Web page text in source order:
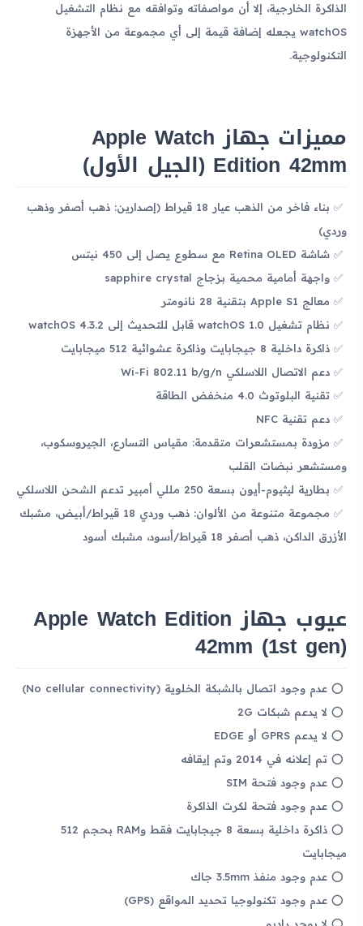
الذاكرة الخارجية، إلا أن مواصفاته وتوافقه مع نظام التشغيل
watchOS يجعله إضافة قيمة إلى أي مجموعة من الأجهزة
التكنولوجية.
مميزات جهاز Apple Watch
Edition 42mm (الجيل الأول)
بناء فاخر من الذهب عيار 18 قيراط (إصدارين: ذهب أصفر وذهب
وردي)
شاشة Retina OLED مع سطوع يصل إلى 450 نيتس
واجهة أمامية محمية بزجاج sapphire crystal
معالج Apple S1 بتقنية 28 نانومتر
نظام تشغيل watchOS 1.0 قابل للتحديث إلى watchOS 4.3.2
ذاكرة داخلية 8 جيجابايت وذاكرة عشوائية 512 ميجابايت
دعم الاتصال اللاسلكي Wi-Fi 802.11 b/g/n
تقنية البلوتوث 4.0 منخفض الطاقة
دعم تقنية NFC
مزودة بمستشعرات متقدمة: مقياس التسارع، الجيروسكوب،
ومستشعر نبضات القلب
بطارية ليثيوم-أيون بسعة 250 مللي أمبير تدعم الشحن اللاسلكي
مجموعة متنوعة من الألوان: ذهب وردي 18 قيراط/أبيض، مشبك
الأزرق الداكن، ذهب أصفر 18 قيراط/أسود، مشبك أسود
عيوب جهاز Apple Watch Edition
42mm (1st gen)
عدم وجود اتصال بالشبكة الخلوية (No cellular connectivity)
لا يدعم شبكات 2G
لا يدعم GPRS أو EDGE
تم إعلانه في 2014 وتم إيقافه
عدم وجود فتحة SIM
عدم وجود فتحة لكرت الذاكرة
ذاكرة داخلية بسعة 8 جيجابايت فقط وRAM بحجم 512
ميجابايت
عدم وجود منفذ 3.5mm جاك
عدم وجود تكنولوجيا تحديد المواقع (GPS)
لا يوجد راديو